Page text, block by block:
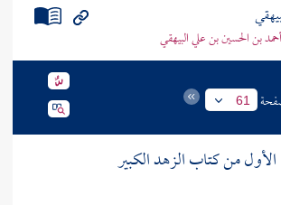
بن الحسين بن علي البيهقي
61
الأول من كتاب الزهد الكبير